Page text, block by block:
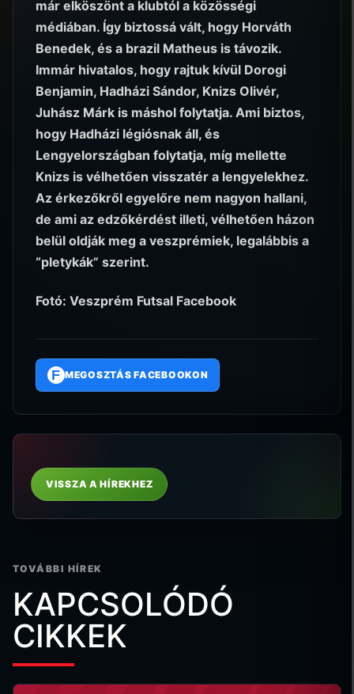
már elköszönt a klubtól a közösségi
médiában. Így biztossá vált, hogy Horváth
Benedek, és a brazil Matheus is távozik.
Immár hivatalos, hogy rajtuk kívül Dorogi
Benjamin, Hadházi Sándor, Knizs Olivér,
Juhász Márk is máshol folytatja. Ami biztos,
hogy Hadházi légiósnak áll, és
Lengyelországban folytatja, míg mellette
Knizs is vélhetően visszatér a lengyelekhez.
Az érkezőkről egyelőre nem nagyon hallani,
de ami az edzőkérdést illeti, vélhetően házon
belül oldják meg a veszprémiek, legalábbis a
“pletykák” szerint.
Fotó: Veszprém Futsal Facebook
F MEGOSZTÁS FACEBOOKON
VISSZA A HÍREKHEZ
TOVÁBBI HÍREK
KAPCSOLÓDÓ
CIKKEK